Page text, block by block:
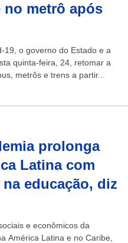
no metrô após
19, o governo do Estado e a
quinta-feira, 24, retomar a
metrôs e trens a partir...
prolonga
Latina com
educação, diz
e econômicos da
América Latina e no Caribe,